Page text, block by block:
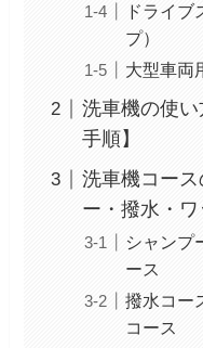
ドライブ
プ）
大型車両
洗車機の使
手順】
洗車機コー
ー・撥水・ワ
シャンプ
ース
撥水コー
コース